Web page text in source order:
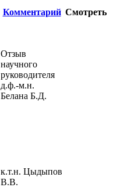
Комментарий Смотреть
Отзыв
научного
руководителя
д.ф.-м.н.
Белана Б.Д.
к.т.н. Цыдыпов
В.В.